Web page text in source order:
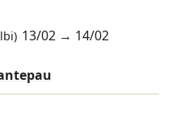
13/02 → 14/02